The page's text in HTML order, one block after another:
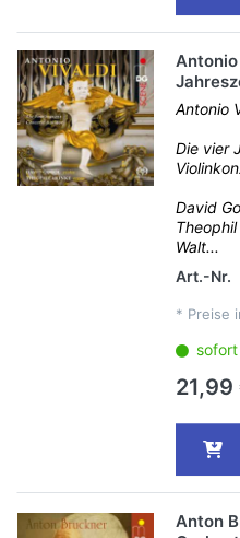
Antonio
Die vier
David
Walt...
Art.-Nr.
* Preise
Anton